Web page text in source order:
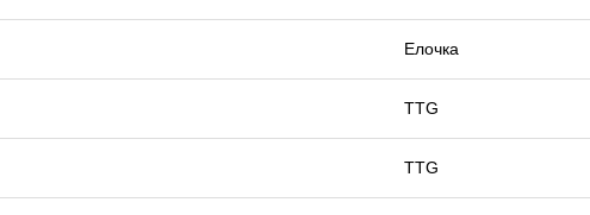
Елочка
TTG
TTG